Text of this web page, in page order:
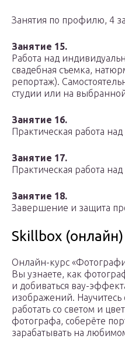
Занятия по профилю, 4
Занятие 15.
Работа над
свадебная съемка,
репортаж).
студии или на
Занятие 16.
Практическая работа
Занятие 17.
Практическая работа
Занятие 18.
Завершение и защита
Skillbox (онлайн)
Онлайн-курс
Вы узнаете, как
и добиваться вау-
изображений.
работать со светом и
фотографа, соберёте
зарабатывать на